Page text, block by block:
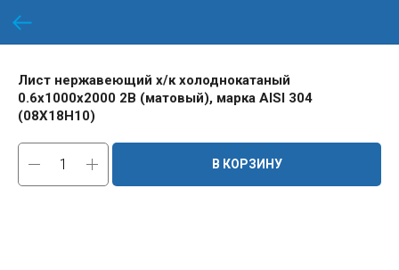
Лист нержавеющий х/к холоднокатаный
0.6х1000х2000 2B (матовый), марка AISI 304
(08Х18Н10)
В КОРЗИНУ